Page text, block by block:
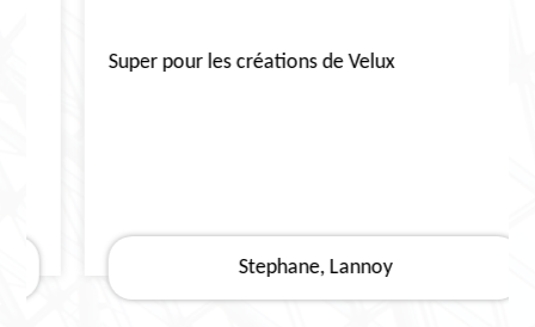
Super pour les créations de Velux
Stephane, Lannoy